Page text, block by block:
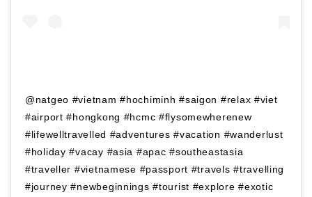
@natgeo #vietnam #hochiminh #saigon #relax #viet
#airport #hongkong #hcmc #flysomewherenew
#lifewelltravelled #adventures #vacation #wanderlust
#holiday #vacay #asia #apac #southeastasia
#traveller #vietnamese #passport #travels #travelling
#journey #newbeginnings #tourist #explore #exotic